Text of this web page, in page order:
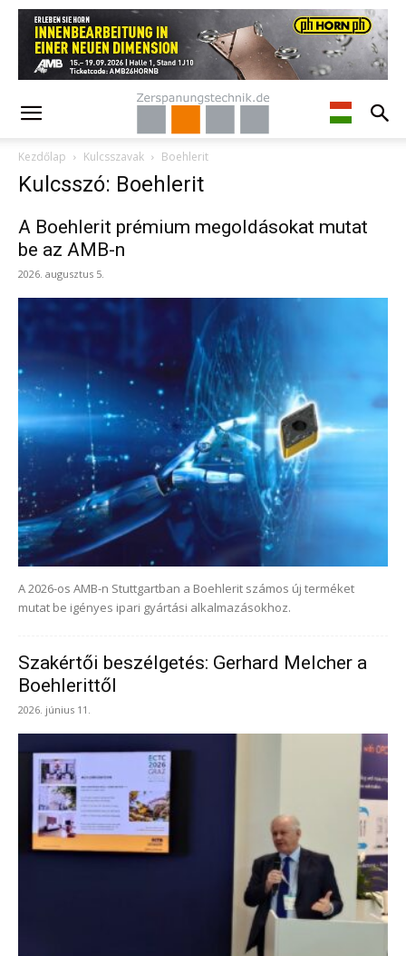
Kezdőlap Kulcsszavak Boehlerit
Kulcsszó: Boehlerit
A Boehlerit prémium megoldásokat mutat
be az AMB-n
2026. augusztus 5.
A 2026-os AMB-n Stuttgartban a Boehlerit számos új terméket
mutat be igényes ipari gyártási alkalmazásokhoz.
Szakértői beszélgetés: Gerhard Melcher a
Boehlerittől
2026. június 11.